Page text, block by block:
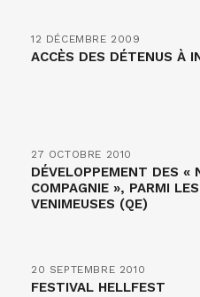
12 DÉCEMBRE 2009
ACCÈS DES DÉTENUS À
27 OCTOBRE 2010
DÉVELOPPEMENT DES «
COMPAGNIE », PARMI
VENIMEUSES (QE)
20 SEPTEMBRE 2010
FESTIVAL HELLFEST